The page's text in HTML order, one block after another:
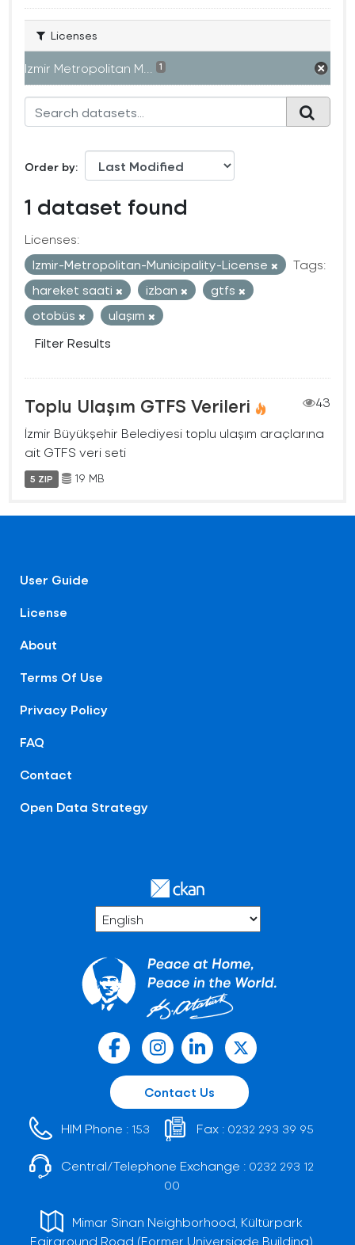
Licenses
Izmir Metropolitan M... 1
Order by
1 dataset found
Licenses:
Izmir-Metropolitan-Municipality-License
Tags:
hareket saati
izban
gtfs
otobüs
ulaşım
Filter Results
Toplu Ulaşım GTFS Verileri
43
İzmir Büyükşehir Belediyesi toplu ulaşım araçlarına
ait GTFS veri seti
5 ZIP 19 MB
User Guide
License
About
Terms Of Use
Privacy Policy
FAQ
Contact
Open Data Strategy
Contact Us
HIM Phone : 153 Fax : 0232 293 39 95
Central/Telephone Exchange : 0232 293 12
00
Mimar Sinan Neighborhood, Kültürpark
Fairground Road (Former Universiade Building)